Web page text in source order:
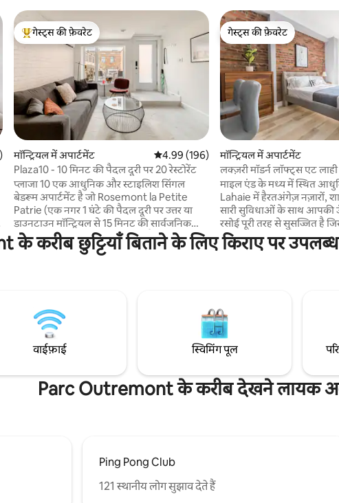
5 में से 5, 130 समीक्षाएँ
गेस्ट्स का टॉप फ़ेवरेट
गेस्ट्स की फ़ेवरेट
मॉन्ट्रियल में अपार्टमेंट औसत रेटिंग 5 में से 4.99, 196 समीक्षाएँ
4.99 (196)
Plaza10 - 10 मिनट की पैदल दूरी पर 20 रेस्टोरेंट
प्लाजा 10 एक आधुनिक और स्टाइलिश सिंगल
बेडरूम अपार्टमेंट है जो Rosemont la Petite
Patrie (एक नगर 1 घंटे की पैदल दूरी पर उत्तर या
डाउनटाउन मॉन्ट्रियल से 15 मिनट की सार्वजनिक
पारगमन की सवारी) के दिल में स्थित है। यह रेस्तरां,
कैफे, खरीदारी और मनोरंजन से भरा क्षेत्र है, जो इसे
बेडरूम में इलेक्ट्रिक फ़ायरप्लेस है।
गेस्ट्स की फ़ेवरेट
गेस्ट्स की फ़ेवरेट
मॉन्ट्रियल में अपार्टमेंट
लक्ज़री मॉडर्न लॉफ्ट्स एट
माइल एंड के मध्य में स्थित
Lahaie में हैरतअंगेज़ नज़ारों,
सारी सुविधाओं के साथ आपकी
रसोई पूरी तरह से सुसज्जित है
भोजन पका सकते हैं, बेड को
जाता है (जैसा कि तस्वीरों पर
अपना घर बनाएँ।
करीब छुट्टियाँ बिताने के लिए किराए पर
वाईफ़ाई स्विमिंग पूल
Parc Outremont के करीब देखने लायक
Ping Pong Club
121 स्थानीय लोग सुझाव देते हैं